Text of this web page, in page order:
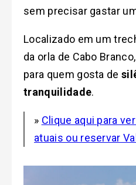
sem precisar gastar
Localizado em um
da orla de Cabo
para quem gosta de
tranquilidade.
» Clique aqui para
atuais ou reservar